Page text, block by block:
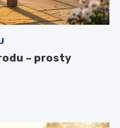
– prosty